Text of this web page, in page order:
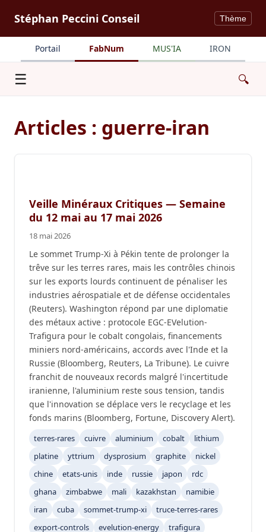
Stéphan Peccini Conseil Thème
Portail FabNum MUS'IA IRON
☰ 🔍
Articles : guerre-iran
Veille Minéraux Critiques — Semaine
du 12 mai au 17 mai 2026
18 mai 2026
Le sommet Trump-Xi à Pékin tente de prolonger la
trêve sur les terres rares, mais les contrôles chinois
sur les exports lourds continuent de pénaliser les
industries aérospatiale et de défense occidentales
(Reuters). Washington répond par une diplomatie
des métaux active : protocole EGC-EVelution-
Trafigura pour le cobalt congolais, financements
miniers nord-américains, accords avec l'Inde et la
Russie (Bloomberg, Reuters, La Tribune). Le cuivre
franchit de nouveaux records malgré l'incertitude
iranienne, l'aluminium reste sous tension, tandis
que l'innovation se déplace vers le recyclage et les
fonds marins (Bloomberg, Fortune, Discovery Alert).
terres-rares cuivre aluminium cobalt
lithium
platine
yttrium dysprosium graphite
nickel
chine
etats-unis inde russie japon
rdc
ghana
zimbabwe mali kazakhstan
namibie
iran
cuba sommet-trump-xi
truce-terres-rares
export-controls
evelution-energy trafigura